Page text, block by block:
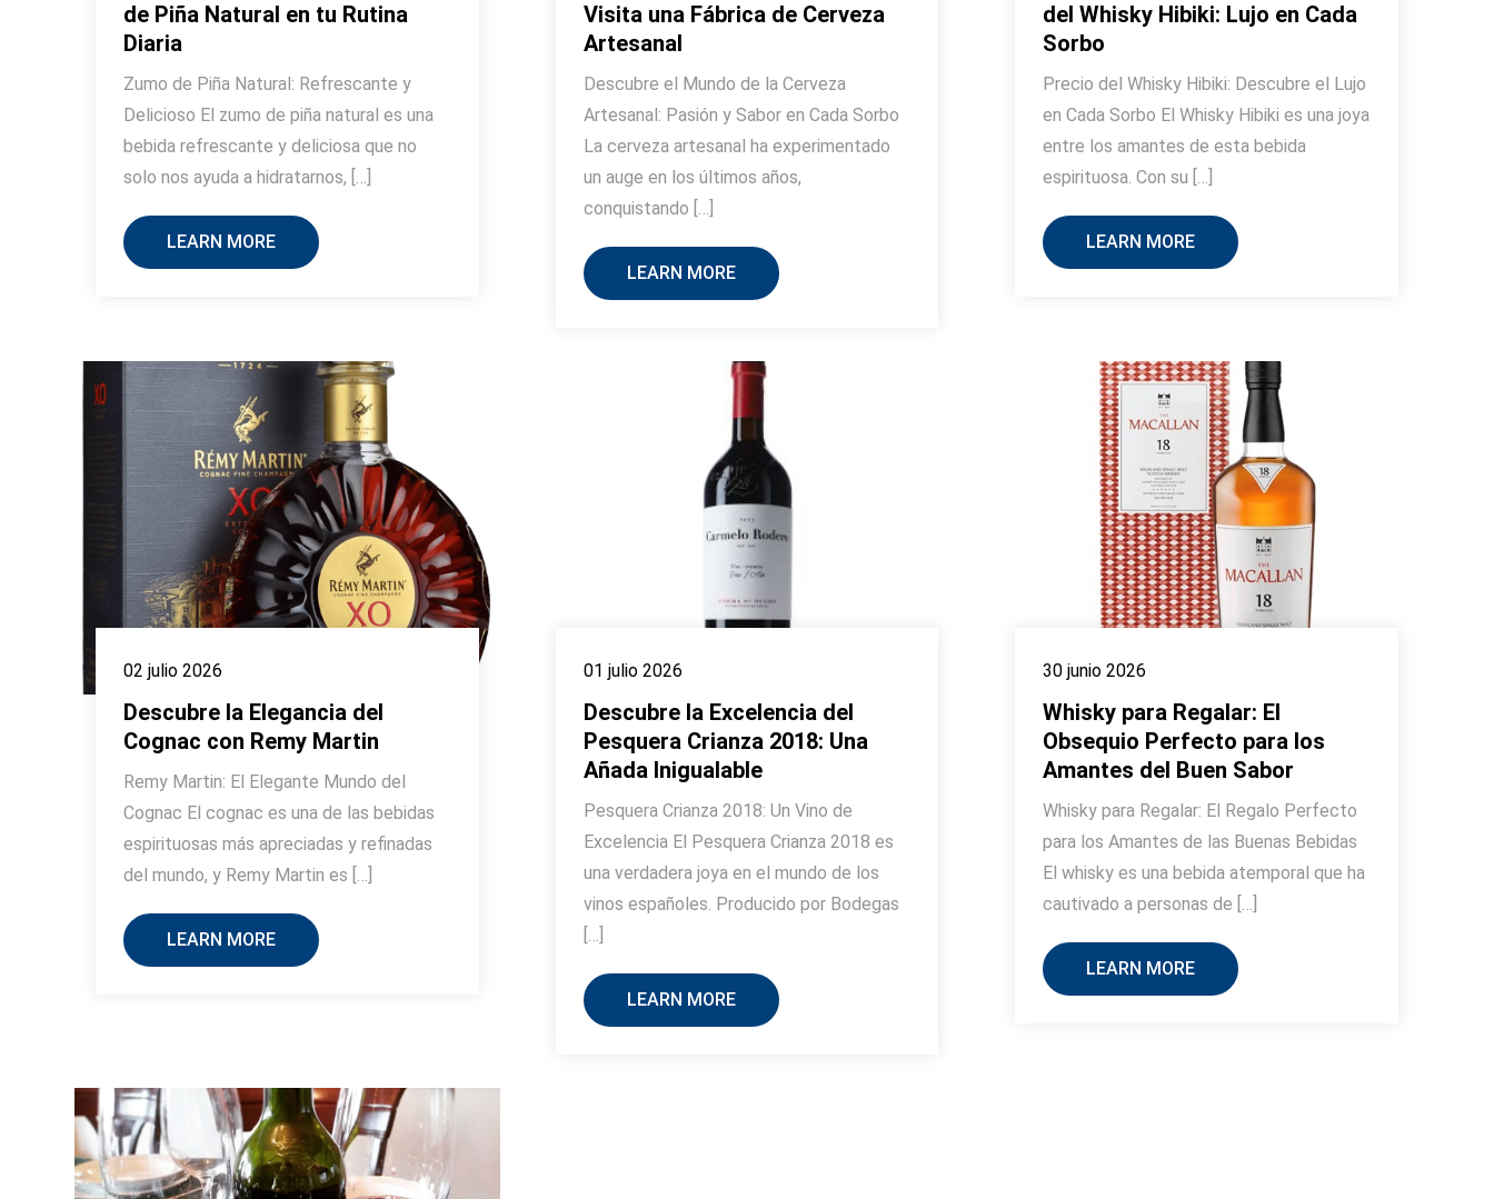
de Piña Natural en tu Rutina
Diaria
Zumo de Piña Natural: Refrescante y
Delicioso El zumo de piña natural es una
bebida refrescante y deliciosa que no
solo nos ayuda a hidratarnos, […]
LEARN MORE
Visita una Fábrica de Cerveza
Artesanal
Descubre el Mundo de la Cerveza
Artesanal: Pasión y Sabor en Cada Sorbo
La cerveza artesanal ha experimentado
un auge en los últimos años,
conquistando […]
LEARN MORE
del Whisky Hibiki: Lujo en Cada
Sorbo
Precio del Whisky Hibiki: Descubre el Lujo
en Cada Sorbo El Whisky Hibiki es una joya
entre los amantes de esta bebida
espirituosa. Con su […]
LEARN MORE
02 julio 2026
Descubre la Elegancia del
Cognac con Remy Martin
Remy Martin: El Elegante Mundo del
Cognac El cognac es una de las bebidas
espirituosas más apreciadas y refinadas
del mundo, y Remy Martin es […]
LEARN MORE
01 julio 2026
Descubre la Excelencia del
Pesquera Crianza 2018: Una
Añada Inigualable
Pesquera Crianza 2018: Un Vino de
Excelencia El Pesquera Crianza 2018 es
una verdadera joya en el mundo de los
vinos españoles. Producido por Bodegas
[…]
LEARN MORE
30 junio 2026
Whisky para Regalar: El
Obsequio Perfecto para los
Amantes del Buen Sabor
Whisky para Regalar: El Regalo Perfecto
para los Amantes de las Buenas Bebidas
El whisky es una bebida atemporal que ha
cautivado a personas de […]
LEARN MORE